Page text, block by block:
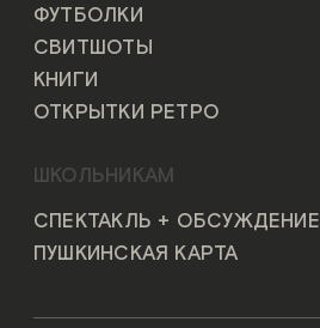
ФУТБОЛКИ
СВИТШОТЫ
КНИГИ
ОТКРЫТКИ РЕТРО
ШКОЛЬНИКАМ
СПЕКТАКЛЬ + ОБСУЖДЕНИЕ
ПУШКИНСКАЯ КАРТА